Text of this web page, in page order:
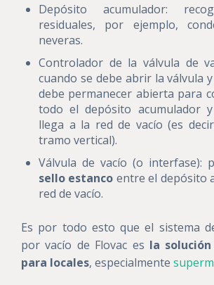
Depósito acumulador:
residuales, por ejemplo,
neveras.
Controlador de la válvula de
cuando se debe abrir la válvula
debe permanecer abierta para
todo el depósito acumulador
llega a la red de vacío (es
tramo vertical).
Válvula de vacío (o interfase):
sello estanco entre el depósito
red de vacío.
Es por todo esto que el sistema
por vacío de Flovac es la
para locales, especialmente